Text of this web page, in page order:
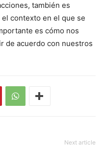
también es
contexto en el que se
es cómo nos
de acuerdo con nuestros
Next article